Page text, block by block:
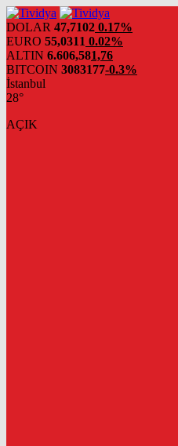
evden
eve
nakliyat
DOLAR 47,7102 0.17%
EURO 55,0311 0.02%
ALTIN 6.606,581,76
BITCOIN 3083177-0.3%
İstanbul
28°
AÇIK